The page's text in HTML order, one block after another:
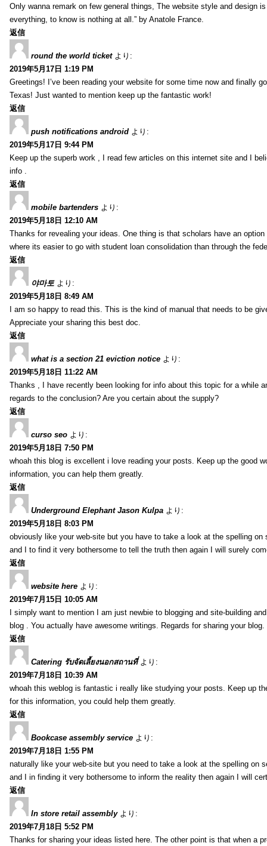
Only wanna remark on few general things, The website style and design
everything, to know is nothing at all.” by Anatole France.
返信
round the world ticket より:
2019年5月17日 1:19 PM
Greetings! I’ve been reading your website for some time now and finally
Texas! Just wanted to mention keep up the fantastic work!
返信
push notifications android より:
2019年5月17日 9:44 PM
Keep up the superb work , I read few articles on this internet site and I
info .
返信
mobile bartenders より:
2019年5月18日 12:10 AM
Thanks for revealing your ideas. One thing is that scholars have an
where its easier to go with student loan consolidation than through the
返信
야마토 より:
2019年5月18日 8:49 AM
I am so happy to read this. This is the kind of manual that needs to be
Appreciate your sharing this best doc.
返信
what is a section 21 eviction notice より:
2019年5月18日 11:22 AM
Thanks , I have recently been looking for info about this topic for a while
regards to the conclusion? Are you certain about the supply?
返信
curso seo より:
2019年5月18日 7:50 PM
whoah this blog is excellent i love reading your posts. Keep up the good
information, you can help them greatly.
返信
Underground Elephant Jason Kulpa より:
2019年5月18日 8:03 PM
obviously like your web-site but you have to take a look at the spelling
and I to find it very bothersome to tell the truth then again I will surely
返信
website here より:
2019年7月15日 10:05 AM
I simply want to mention I am just newbie to blogging and site-building
blog . You actually have awesome writings. Regards for sharing your blog.
返信
Catering รับจัดเลี้ยงนอกสถานที่ より:
2019年7月18日 10:39 AM
whoah this weblog is fantastic i really like studying your posts. Keep up
for this information, you could help them greatly.
返信
Bookcase assembly service より:
2019年7月18日 1:55 PM
naturally like your web-site but you need to take a look at the spelling on
and I in finding it very bothersome to inform the reality then again I will
返信
In store retail assembly より:
2019年7月18日 5:52 PM
Thanks for sharing your ideas listed here. The other point is that when a